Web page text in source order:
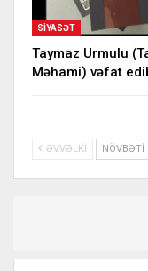
SIYASƏT
Taymaz Urmulu
Məhami) vəfat
ƏVVƏLKI NÖVBƏTI